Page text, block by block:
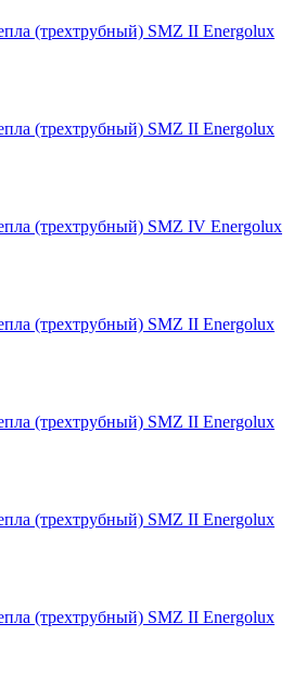
(трехтрубный) SMZ II Energolux
(трехтрубный) SMZ II Energolux
(трехтрубный) SMZ IV Energolux
(трехтрубный) SMZ II Energolux
(трехтрубный) SMZ II Energolux
(трехтрубный) SMZ II Energolux
(трехтрубный) SMZ II Energolux